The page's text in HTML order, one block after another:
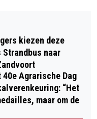
VOOR
EN
kiezen deze
naar
Agrarische Dag
“Het
maar om de